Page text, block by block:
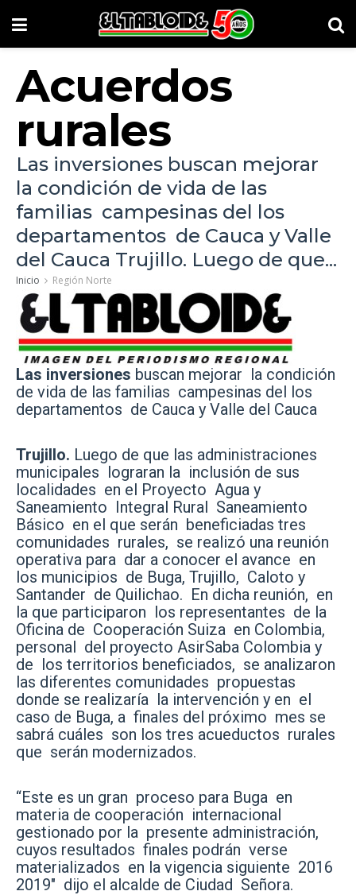
Acuerdos
rurales
Las inversiones buscan mejorar
la condición de vida de las
familias campesinas del los
departamentos de Cauca y Valle
del Cauca Trujillo. Luego de que...
Inicio Región Norte
Las inversiones buscan mejorar la condición
de vida de las familias campesinas del los
departamentos de Cauca y Valle del Cauca
Trujillo. Luego de que las administraciones
municipales lograran la inclusión de sus
localidades en el Proyecto Agua y
Saneamiento Integral Rural Saneamiento
Básico en el que serán beneficiadas tres
comunidades rurales, se realizó una reunión
operativa para dar a conocer el avance en
los municipios de Buga, Trujillo, Caloto y
Santander de Quilichao. En dicha reunión, en
la que participaron los representantes de la
Oficina de Cooperación Suiza en Colombia,
personal del proyecto AsirSaba Colombia y
de los territorios beneficiados, se analizaron
las diferentes comunidades propuestas
donde se realizaría la intervención y en el
caso de Buga, a finales del próximo mes se
sabrá cuáles son los tres acueductos rurales
que serán modernizados.
“Este es un gran proceso para Buga en
materia de cooperación internacional
gestionado por la presente administración,
cuyos resultados finales podrán verse
materializados en la vigencia siguiente 2016
2019″ dijo el alcalde de Ciudad Señora.